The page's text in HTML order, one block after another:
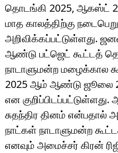
தொடங்கி 2025, ஆகஸ்ட்
மாத காலத்திற்கு
அறிவிக்கப்பட்டுள்ளது.
ஆண்டு பட்ஜெட் கூட்டத்
நாடாளுமன்ற மழைக்கால
2025 ஆம் ஆண்டு ஜூலை
என
சுதந்திர தினம் என்பதால்
நாட்கள் நாடாளுமன்ற
எனவும் அமைச்சர் கிரன்